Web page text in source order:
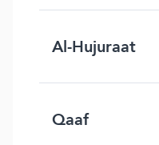
Al-Hujuraat
Qaaf